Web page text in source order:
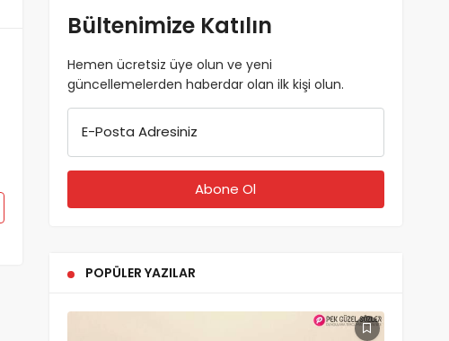
Bültenimize Katılın
Hemen ücretsiz üye olun ve yeni
güncellemelerden haberdar olan ilk kişi olun.
E-Posta Adresiniz
POPÜLER YAZILAR